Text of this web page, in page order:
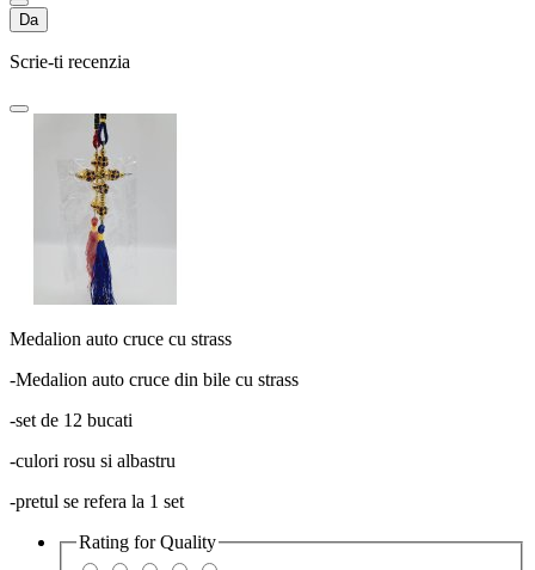
Da
Scrie-ti recenzia
Medalion auto cruce cu strass
-Medalion auto cruce din bile cu strass
-set de 12 bucati
-culori rosu si albastru
-pretul se refera la 1 set
Rating forQuality